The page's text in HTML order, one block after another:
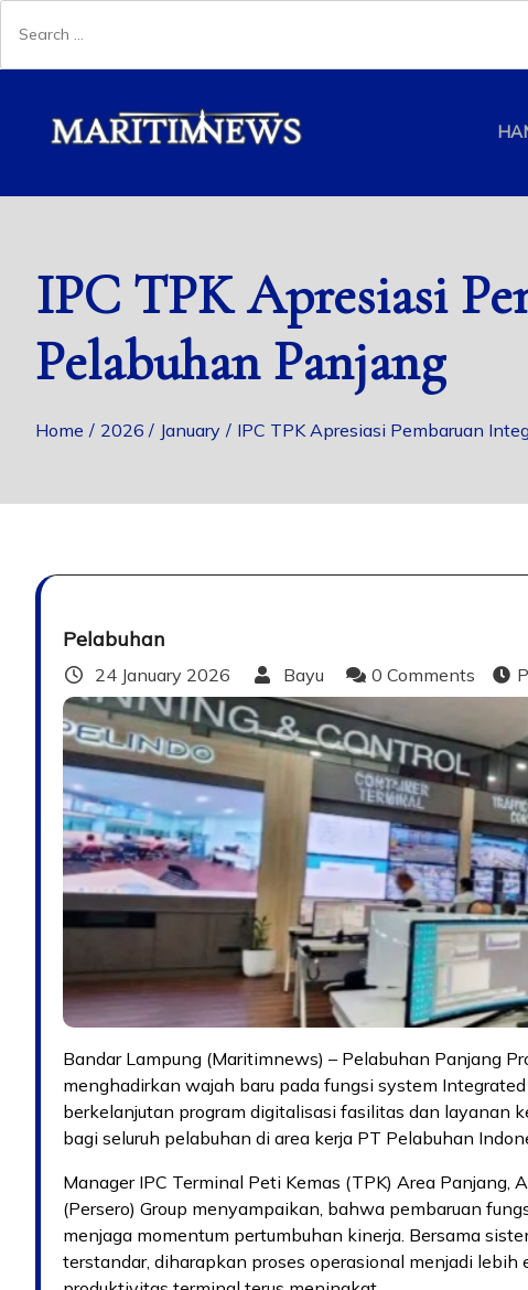
IPC TPK Apresiasi
Pelabuhan Panjang
Home 2026 January IPC TPK Apresiasi Pembaruan
Pelabuhan
24 January 2026 Bayu 0 Comments
Bandar Lampung (Maritimnews) – Pelabuhan Panjang
menghadirkan wajah baru pada fungsi system
berkelanjutan program digitalisasi fasilitas dan layanan
bagi seluruh pelabuhan di area kerja PT Pelabuhan
Manager IPC Terminal Peti Kemas (TPK) Area Panjang,
(Persero) Group menyampaikan, bahwa pembaruan
menjaga momentum pertumbuhan kinerja. Bersama
terstandar, diharapkan proses operasional menjadi